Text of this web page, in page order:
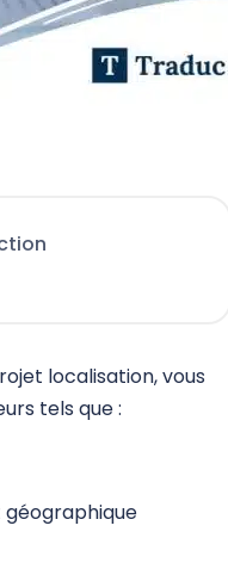
localisation, vous
tels que :